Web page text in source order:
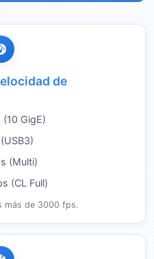
de
GigE)
(Multi)
(CL Full)
más de 3000 fps.